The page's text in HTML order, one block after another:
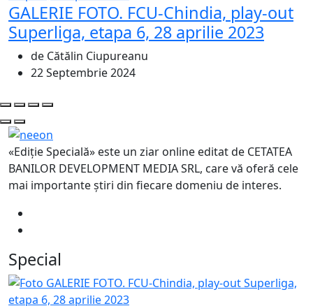
GALERIE FOTO. FCU-Chindia, play-out
Superliga, etapa 6, 28 aprilie 2023
de Cătălin Ciupureanu
22 Septembrie 2024
«Ediție Specială» este un ziar online editat de CETATEA
BANILOR DEVELOPMENT MEDIA SRL, care vă oferă cele
mai importante știri din fiecare domeniu de interes.
Special